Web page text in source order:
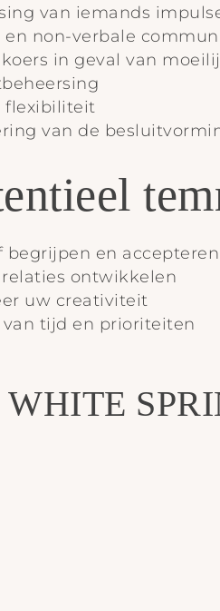
van iemands
en non-verbale
in geval van
flexibiliteit
van de
begrijpen en accepteren
relaties ontwikkelen
uw creativiteit
van tijd en prioriteiten
WHITE